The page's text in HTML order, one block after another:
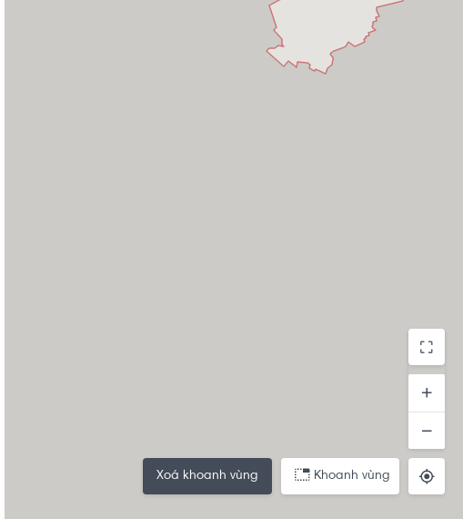
Xoá khoanh vùng Khoanh vùng